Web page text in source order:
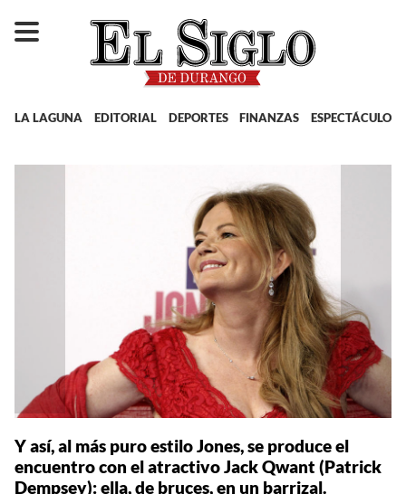
LA LAGUNA EDITORIAL DEPORTES FINANZAS ESPECTÁCULOS
Y así, al más puro estilo Jones, se produce el
encuentro con el atractivo Jack Qwant (Patrick
Dempsey): ella, de bruces, en un barrizal.